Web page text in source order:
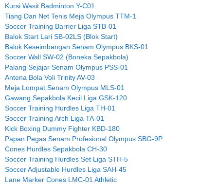
Kursi Wasit Badminton Y-C01
Tiang Dan Net Tenis Meja Olympus TTM-1
Soccer Training Barrier Liga STB-01
Balok Start Lari SB-02LS (Blok Start)
Balok Keseimbangan Senam Olympus BKS-01
Soccer Wall SW-02 (Boneka Sepakbola)
Palang Sejajar Senam Olympus PSS-01
Antena Bola Voli Trinity AV-03
Meja Lompat Senam Olympus MLS-01
Gawang Sepakbola Kecil Liga GSK-120
Soccer Training Hurdles Liga TH-01
Soccer Training Arch Liga TA-01
Kick Boxing Dummy Fighter KBD-180
Papan Pegas Senam Profesional Olympus SBG-9P
Cones Hurdles Sepakbola CH-30
Soccer Training Hurdles Set Liga STH-5
Soccer Adjustable Hurdles Liga SAH-45
Lane Marker Cones LMC-01 Athletic